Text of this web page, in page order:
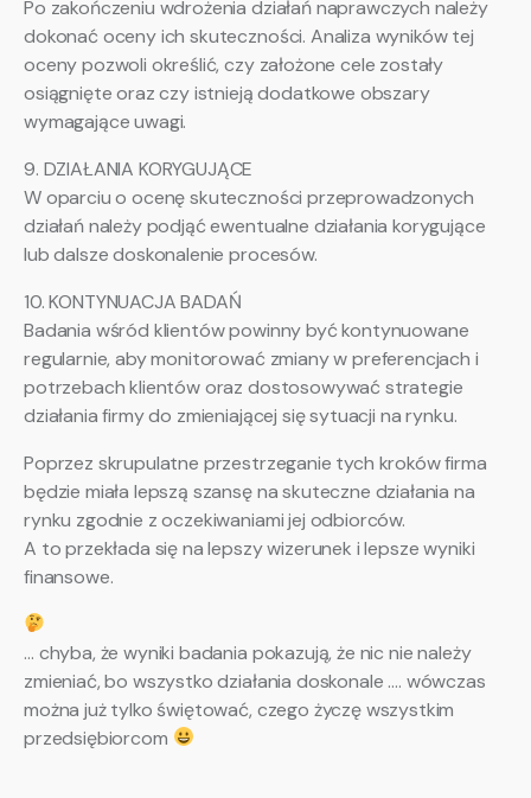
Po zakończeniu wdrożenia działań naprawczych należy
dokonać oceny ich skuteczności. Analiza wyników tej
oceny pozwoli określić, czy założone cele zostały
osiągnięte oraz czy istnieją dodatkowe obszary
wymagające uwagi.
9. DZIAŁANIA KORYGUJĄCE
W oparciu o ocenę skuteczności przeprowadzonych
działań należy podjąć ewentualne działania korygujące
lub dalsze doskonalenie procesów.
10. KONTYNUACJA BADAŃ
Badania wśród klientów powinny być kontynuowane
regularnie, aby monitorować zmiany w preferencjach i
potrzebach klientów oraz dostosowywać strategie
działania firmy do zmieniającej się sytuacji na rynku.
Poprzez skrupulatne przestrzeganie tych kroków firma
będzie miała lepszą szansę na skuteczne działania na
rynku zgodnie z oczekiwaniami jej odbiorców.
A to przekłada się na lepszy wizerunek i lepsze wyniki
finansowe.
… chyba, że wyniki badania pokazują, że nic nie należy
zmieniać, bo wszystko działania doskonale …. wówczas
można już tylko świętować, czego życzę wszystkim
przedsiębiorcom